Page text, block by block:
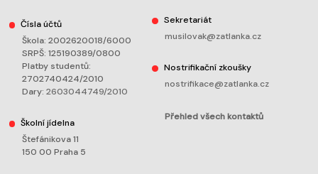
Čísla účtů
Škola: 2002620018/6000
SRPŠ: 125190389/0800
Platby studentů:
2702740424/2010
Dary: 2603044749/2010
Školní jídelna
Štefánikova 11
150 00 Praha 5
Sekretariát
musilovak@zatlanka.cz
Nostrifikační zkoušky
nostrifikace@zatlanka.cz
Přehled všech kontaktů